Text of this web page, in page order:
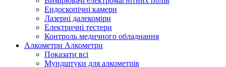
Ендоскопічні камери
Лазерні далекоміри
Електричні тестери
Контроль медичного обладнання
Алкометри Алкометри
Показати всі
Мундштуки для алкометрів